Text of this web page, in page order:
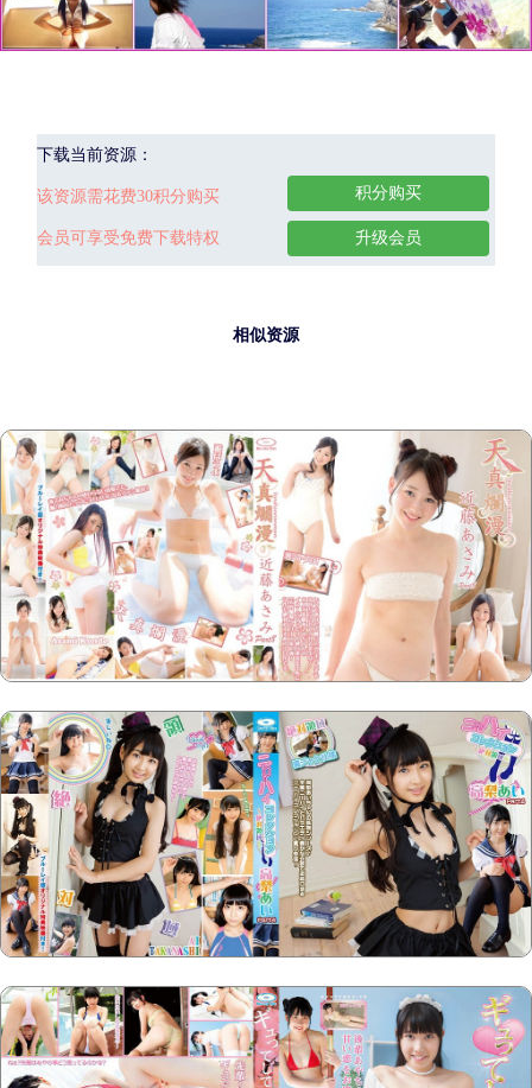
下载当前资源：
该资源需花费30积分购买
会员可享受免费下载特权
积分购买
升级会员
相似资源